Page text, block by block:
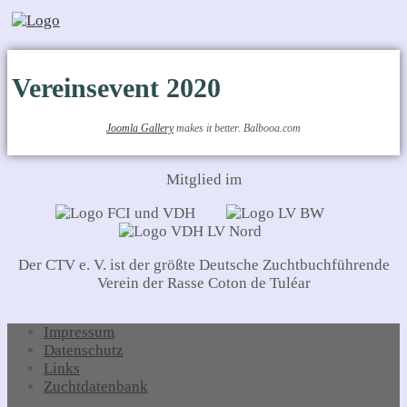
Vereinsevent 2020
Joomla Gallerymakes it better. Balbooa.com
Mitglied im
Der CTV e. V. ist der größte Deutsche Zuchtbuchführende
Verein der Rasse Coton de Tuléar
Impressum
Datenschutz
Links
Zuchtdatenbank